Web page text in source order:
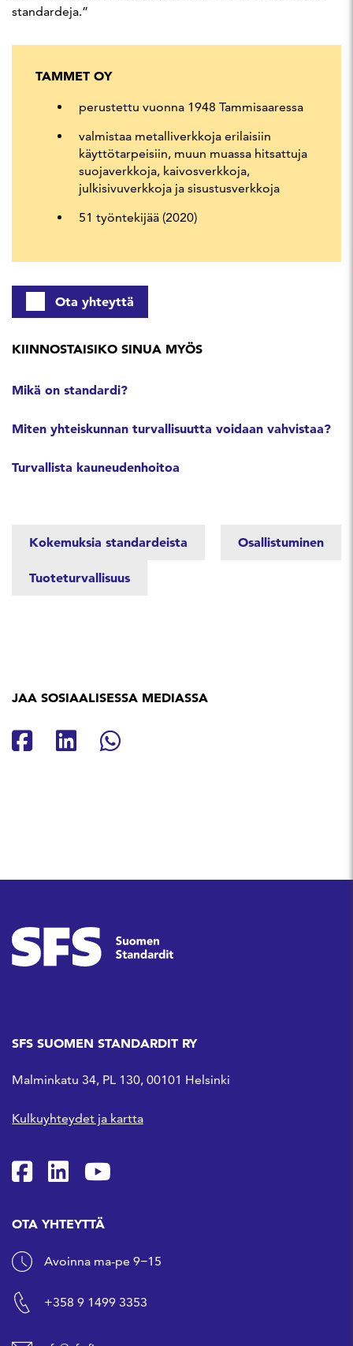
standardeja.”
TAMMET OY
perustettu vuonna 1948 Tammisaaressa
valmistaa metalliverkkoja erilaisiin
käyttötarpeisiin, muun muassa hitsattuja
suojaverkkoja, kaivosverkkoja,
julkisivuverkkoja ja sisustusverkkoja
51 työntekijää (2020)
Ota yhteyttä
KIINNOSTAISIKO SINUA MYÖS
Mikä on standardi?
Miten yhteiskunnan turvallisuutta voidaan vahvistaa?
Turvallista kauneudenhoitoa
Kokemuksia standardeista Osallistuminen
Tuoteturvallisuus
JAA SOSIAALISESSA MEDIASSA
Jaa Facebookissa
Jaa Linkedinissä
Jaa Whatsappissa
SFS SUOMEN STANDARDIT RY
Malminkatu 34, PL 130, 00101 Helsinki
Kulkuyhteydet ja kartta
SFS Facebookissa
SFS Linkedinissä
SFS Youtubessa
OTA YHTEYTTÄ
Avoinna ma-pe 9−15
+358 9 1499 3353